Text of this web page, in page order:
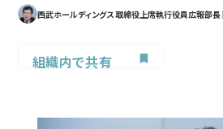
西武ホールディングス 取締役上席執行役員広報部
組織内で共有